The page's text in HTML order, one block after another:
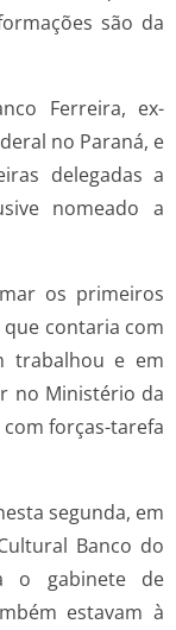
são da
Ferreira, ex-
no Paraná, e
delegadas a
nomeado a
os primeiros
que contaria com
trabalhou e em
no Ministério da
forças-tarefa
segunda, em
Banco do
o gabinete de
estavam à